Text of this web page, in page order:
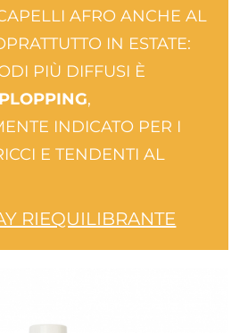
AFRO ANCHE AL
IN ESTATE:
PIÙ DIFFUSI È
PLOPPING,
INDICATO PER I
E TENDENTI AL
RIEQUILIBRANTE